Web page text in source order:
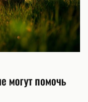
могут помочь